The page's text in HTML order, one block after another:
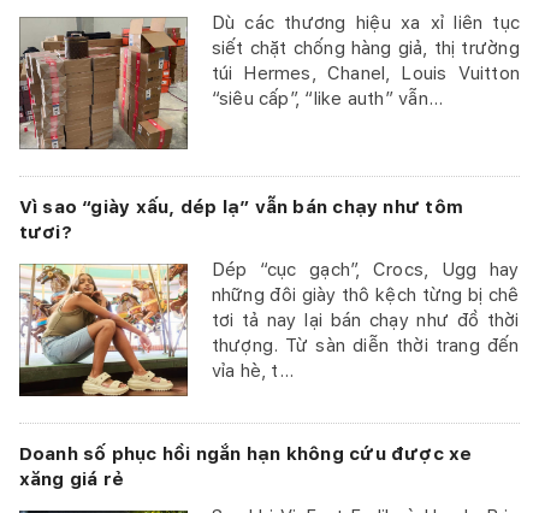
Dù các thương hiệu xa xỉ liên tục
siết chặt chống hàng giả, thị trường
túi Hermes, Chanel, Louis Vuitton
“siêu cấp”, “like auth” vẫn...
Vì sao “giày xấu, dép lạ” vẫn bán chạy như tôm
tươi?
Dép “cục gạch”, Crocs, Ugg hay
những đôi giày thô kệch từng bị chê
tơi tả nay lại bán chạy như đồ thời
thượng. Từ sàn diễn thời trang đến
vỉa hè, t...
Doanh số phục hồi ngắn hạn không cứu được xe
xăng giá rẻ